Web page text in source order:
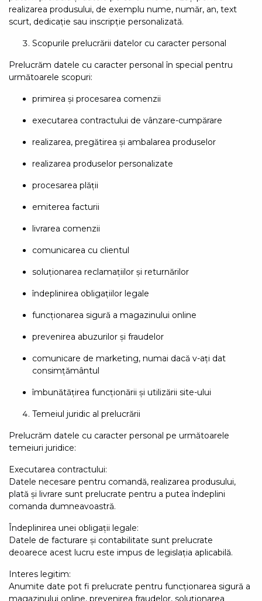
realizarea produsului, de exemplu nume, număr, an, text
scurt, dedicație sau inscripție personalizată.
Scopurile prelucrării datelor cu caracter personal
Prelucrăm datele cu caracter personal în special pentru
următoarele scopuri:
primirea și procesarea comenzii
executarea contractului de vânzare-cumpărare
realizarea, pregătirea și ambalarea produselor
realizarea produselor personalizate
procesarea plății
emiterea facturii
livrarea comenzii
comunicarea cu clientul
soluționarea reclamațiilor și returnărilor
îndeplinirea obligațiilor legale
funcționarea sigură a magazinului online
prevenirea abuzurilor și fraudelor
comunicare de marketing, numai dacă v-ați dat
consimțământul
îmbunătățirea funcționării și utilizării site-ului
Temeiul juridic al prelucrării
Prelucrăm datele cu caracter personal pe următoarele
temeiuri juridice:
Executarea contractului:
Datele necesare pentru comandă, realizarea produsului,
plată și livrare sunt prelucrate pentru a putea îndeplini
comanda dumneavoastră.
Îndeplinirea unei obligații legale:
Datele de facturare și contabilitate sunt prelucrate
deoarece acest lucru este impus de legislația aplicabilă.
Interes legitim:
Anumite date pot fi prelucrate pentru funcționarea sigură a
magazinului online, prevenirea fraudelor, soluționarea